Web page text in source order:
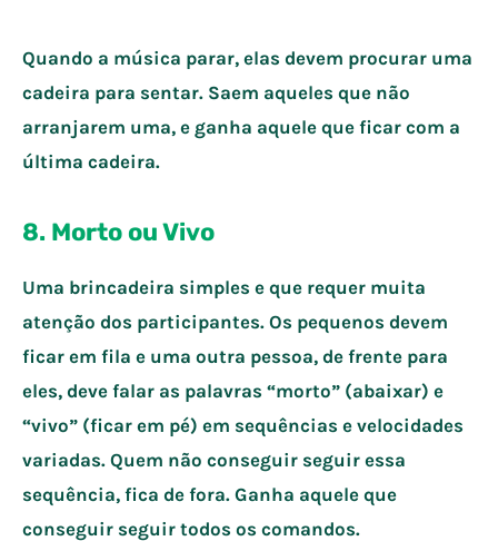
Quando a música parar, elas devem procurar uma
cadeira para sentar. Saem aqueles que não
arranjarem uma, e ganha aquele que ficar com a
última cadeira.
8. Morto ou Vivo
Uma brincadeira simples e que requer muita
atenção dos participantes. Os pequenos devem
ficar em fila e uma outra pessoa, de frente para
eles, deve falar as palavras “morto” (abaixar) e
“vivo” (ficar em pé) em sequências e velocidades
variadas. Quem não conseguir seguir essa
sequência, fica de fora. Ganha aquele que
conseguir seguir todos os comandos.